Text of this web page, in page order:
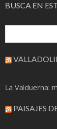
BUSCA EN
La Valduerna:
PAISAJES